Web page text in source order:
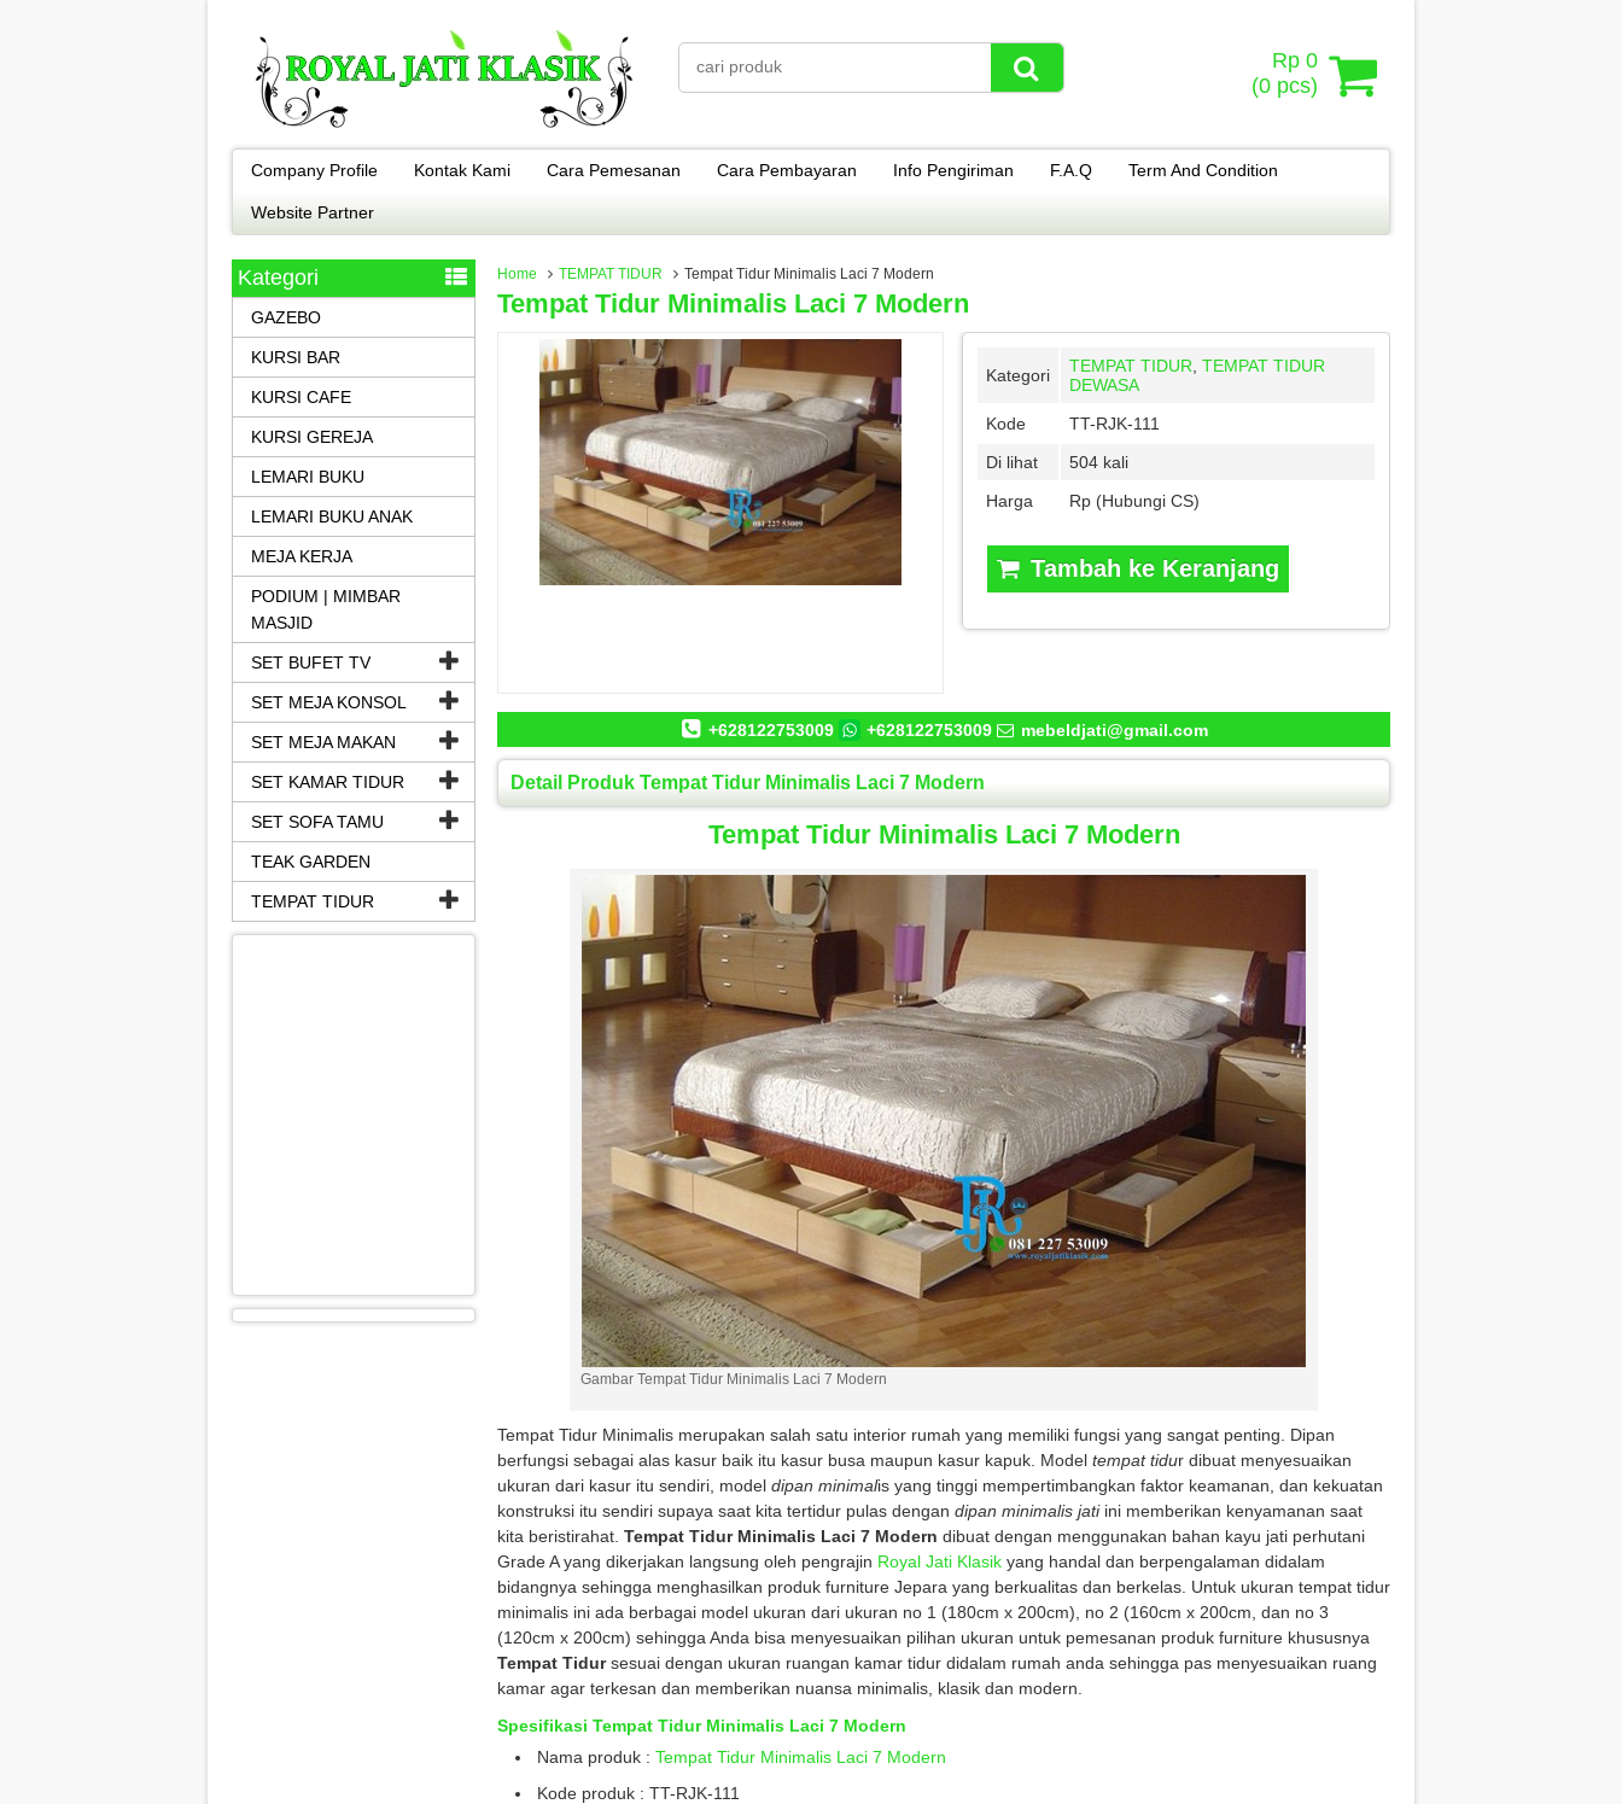
Rp 0
(0 pcs)
Company Profile Kontak Kami Cara Pemesanan Cara Pembayaran Info Pengiriman F.A.Q Term And Condition
Website Partner
Home TEMPAT TIDUR Tempat Tidur Minimalis Laci 7 Modern
Tempat Tidur Minimalis Laci 7 Modern
Kategori TEMPAT TIDUR TEMPAT TIDUR
DEWASA
Kode
TT-RJK-111
Di lihat
504 kali
Harga
Rp (Hubungi CS)
Tambah ke Keranjang
+628122753009 +628122753009 mebeldjati@gmail.com
Detail Produk Tempat Tidur Minimalis Laci 7 Modern
Tempat Tidur Minimalis Laci 7 Modern
Gambar Tempat Tidur Minimalis Laci 7 Modern
Tempat Tidur Minimalis merupakan salah satu interior rumah yang memiliki fungsi yang sangat penting. Dipan
berfungsi sebagai alas kasur baik itu kasur busa maupun kasur kapuk. Model tempat tidur dibuat menyesuaikan
ukuran dari kasur itu sendiri, model dipan minimalis yang tinggi mempertimbangkan faktor keamanan, dan kekuatan
konstruksi itu sendiri supaya saat kita tertidur pulas dengan dipan minimalis jatiini memberikan kenyamanan saat
kita beristirahat. Tempat Tidur Minimalis Laci 7 Modern dibuat dengan menggunakan bahan kayu jati perhutani
Grade A yang dikerjakan langsung oleh pengrajin Royal Jati Klasik yang handal dan berpengalaman didalam
bidangnya sehingga menghasilkan produk furniture Jepara yang berkualitas dan berkelas. Untuk ukuran tempat tidur
minimalis ini ada berbagai model ukuran dari ukuran no 1 (180cm x 200cm), no 2 (160cm x 200cm, dan no 3
(120cm x 200cm) sehingga Anda bisa menyesuaikan pilihan ukuran untuk pemesanan produk furniture khususnya
Tempat Tidursesuai dengan ukuran ruangan kamar tidur didalam rumah anda sehingga pas menyesuaikan ruang
kamar agar terkesan dan memberikan nuansa minimalis, klasik dan modern.
Spesifikasi Tempat Tidur Minimalis Laci 7 Modern
Nama produk : Tempat Tidur Minimalis Laci 7 Modern
Kode produk : TT-RJK-111
Kategori
GAZEBO
KURSI BAR
KURSI CAFE
KURSI GEREJA
LEMARI BUKU
LEMARI BUKU ANAK
MEJA KERJA
PODIUM | MIMBAR
MASJID
SET BUFET TV
SET MEJA KONSOL
SET MEJA MAKAN
SET KAMAR TIDUR
SET SOFA TAMU
TEAK GARDEN
TEMPAT TIDUR